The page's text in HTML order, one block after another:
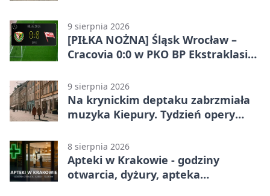
9 sierpnia 2026
[PIŁKA NOŻNA] Śląsk Wrocław –
Cracovia 0:0 w PKO BP Ekstraklasie.
punktem
9 sierpnia 2026
Na krynickim deptaku zabrzmiała
muzyka Kiepury. Tydzień opery
8 sierpnia 2026
Apteki w Krakowie - godziny
otwarcia, dyżury, apteka